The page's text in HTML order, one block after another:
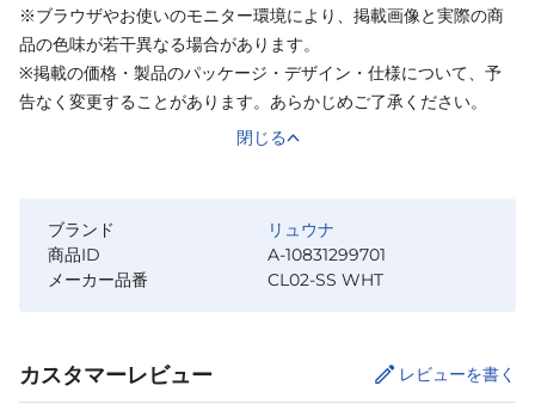
※ブラウザやお使いのモニター環境により、掲載画像と実際の商
品の色味が若干異なる場合があります。
※掲載の価格・製品のパッケージ・デザイン・仕様について、予
告なく変更することがあります。あらかじめご了承ください。
閉じる
ブランド
リュウナ
商品ID
A-10831299701
メーカー品番
CL02-SS WHT
カスタマーレビュー レビューを書く